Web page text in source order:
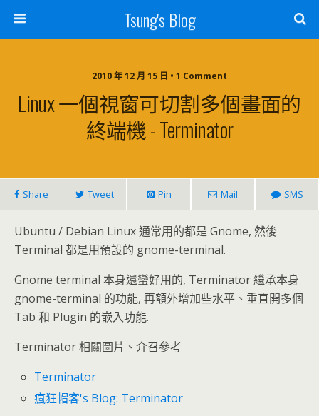
Tsung's Blog
2010 年 12 月 15 日 • 1 Comment
Linux 一個視窗可切割多個畫面的
終端機 - Terminator
Share Tweet Pin Mail SMS
Ubuntu / Debian Linux 通常用的都是 Gnome, 然後
Terminal 都是用預設的 gnome-terminal.
Gnome terminal 本身還蠻好用的, Terminator 繼承本身
gnome-terminal 的功能, 再額外增加些水平、垂直開多個
Tab 和 Plugin 的嵌入功能.
Terminator 相關圖片、介召參考
Terminator
瘋狂帽客's Blog: Terminator